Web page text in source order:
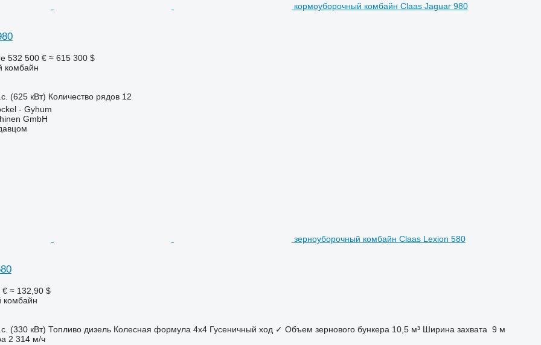
кормоуборочный комбайн Claas Jaguar 980
532 500 € ≈ 615 300 $
комбайн
(625 кВт) Количество рядов 12
- Gyhum
GmbH
зерноуборочный комбайн Claas Lexion 580
€ ≈ 132,90 $
комбайн
(330 кВт) Топливо дизель Колесная формула 4x4 Гусеничный ход ✓ Объем зернового бункера 10,5 м³ Ширина захвата 9 м
2 314 м/ч